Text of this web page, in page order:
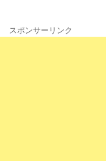
スポンサーリンク